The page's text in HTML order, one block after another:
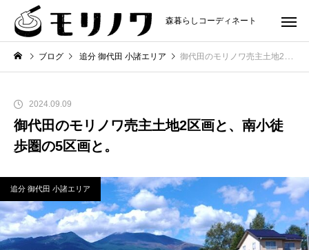
森暮らしコーディネート
ブログ 追分 御代田 小諸エリア 御代田のモリノワ売主土地2区画と、南小徒歩圏の5区画と。
2024.09.09
御代田のモリノワ売主土地2区画と、南小徒
歩圏の5区画と。
追分 御代田 小諸エリア